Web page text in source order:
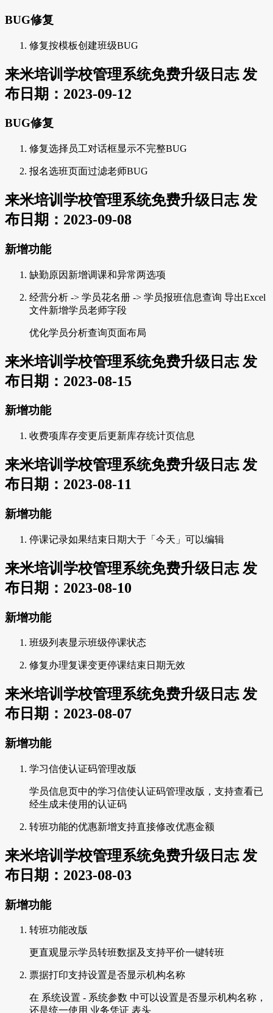
BUG修复
修复按模板创建班级BUG
来米培训学校管理系统免费升级日志 发
布日期：2023-09-12
BUG修复
修复选择员工对话框显示不完整BUG
报名选班页面过滤老师BUG
来米培训学校管理系统免费升级日志 发
布日期：2023-09-08
新增功能
缺勤原因新增调课和异常两选项
经营分析 -> 学员花名册 -> 学员报班信息查询 导出Excel
文件新增学员老师字段
优化学员分析查询页面布局
来米培训学校管理系统免费升级日志 发
布日期：2023-08-15
新增功能
收费项库存变更后更新库存统计页信息
来米培训学校管理系统免费升级日志 发
布日期：2023-08-11
新增功能
停课记录如果结束日期大于「今天」可以编辑
来米培训学校管理系统免费升级日志 发
布日期：2023-08-10
新增功能
班级列表显示班级停课状态
修复办理复课变更停课结束日期无效
来米培训学校管理系统免费升级日志 发
布日期：2023-08-07
新增功能
学习信使认证码管理改版
学员信息页中的学习信使认证码管理改版，支持查看已
经生成未使用的认证码
转班功能的优惠新增支持直接修改优惠金额
来米培训学校管理系统免费升级日志 发
布日期：2023-08-03
新增功能
转班功能改版
更直观显示学员转班数据及支持平价一键转班
票据打印支持设置是否显示机构名称
在 系统设置 - 系统参数 中可以设置是否显示机构名称，
还是统一使用 业务凭证 表头